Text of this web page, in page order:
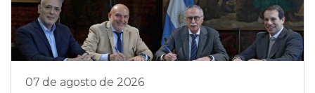
07 de agosto de 2026